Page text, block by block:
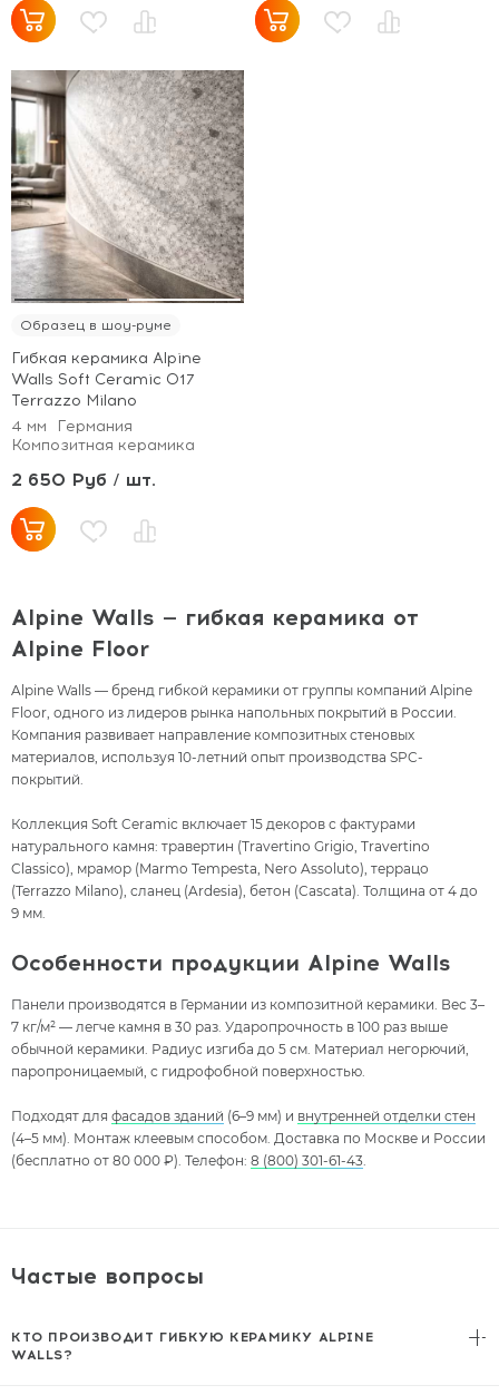
Образец в шоу-руме
Гибкая керамика Alpine
Walls Soft Ceramic 017
Terrazzo Milano
4 мм
Германия
Композитная керамика
2 650 Руб / шт.
Alpine Walls — гибкая керамика от
Alpine Floor
Alpine Walls — бренд гибкой керамики от группы компаний Alpine
Floor, одного из лидеров рынка напольных покрытий в России.
Компания развивает направление композитных стеновых
материалов, используя 10-летний опыт производства SPC-
покрытий.
Коллекция Soft Ceramic включает 15 декоров с фактурами
натурального камня: травертин (Travertino Grigio, Travertino
Classico), мрамор (Marmo Tempesta, Nero Assoluto), террацо
(Terrazzo Milano), сланец (Ardesia), бетон (Cascata). Толщина от 4 до
9 мм.
Особенности продукции Alpine Walls
Панели производятся в Германии из композитной керамики. Вес 3–
7 кг/м² — легче камня в 30 раз. Ударопрочность в 100 раз выше
обычной керамики. Радиус изгиба до 5 см. Материал негорючий,
паропроницаемый, с гидрофобной поверхностью.
Подходят для фасадов зданий (6–9 мм) и внутренней отделки стен
(4–5 мм). Монтаж клеевым способом. Доставка по Москве и России
(бесплатно от 80 000 ₽). Телефон: 8 (800) 301-61-43
Частые вопросы
КТО ПРОИЗВОДИТ ГИБКУЮ КЕРАМИКУ ALPINE
WALLS?